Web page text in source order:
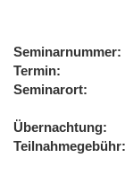
Seminarnummer
Termin
Seminarort
Übernachtung
Teilnahmegebühr